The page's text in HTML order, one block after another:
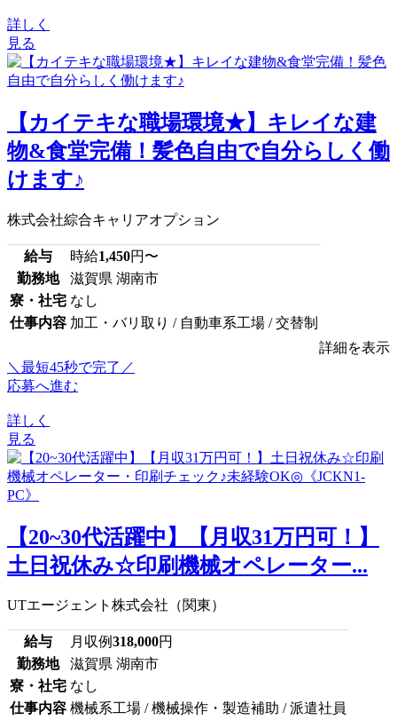
詳しく
見る
【カイテキな職場環境★】キレイな建
物&食堂完備！髪色自由で自分らしく働
けます♪
株式会社綜合キャリアオプション
給与 時給1,450円〜
勤務地
滋賀県 湖南市
寮・社宅 なし
仕事内容 加工・バリ取り / 自動車系工場 / 交替制
詳細を表示
＼最短45秒で完了／
応募へ進む
詳しく
見る
【20~30代活躍中】【月収31万円可！】
土日祝休み☆印刷機械オペレーター...
UTエージェント株式会社（関東）
給与 月収例318,000円
勤務地
滋賀県 湖南市
寮・社宅 なし
仕事内容 機械系工場 / 機械操作・製造補助 / 派遣社員